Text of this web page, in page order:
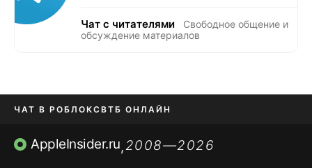
Чат с читателями
Свободное общение и
обсуждение материалов
ЧАТ В РОБЛОКСВТБ ОНЛАЙН
ПРИЛОЖЕНИЯ APP STORE
AppleInsider.ru,2008—2026